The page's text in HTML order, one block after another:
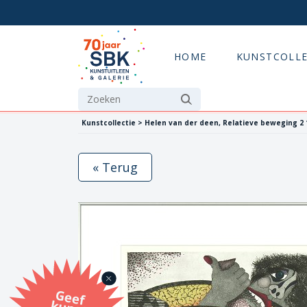
HOME
Kunstcollectie > Helen van der deen, Relatieve beweging 2
G
eef
u
n
st
a
d
o
m
et
e SB
K
u
n
stb
o
n
« Terug